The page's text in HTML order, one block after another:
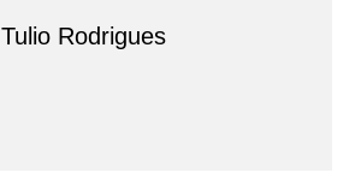
Tulio Rodrigues